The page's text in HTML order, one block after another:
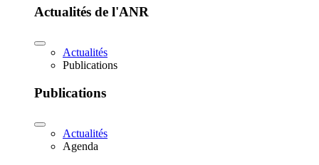
Actualités de l'ANR
Actualités
Publications
Publications
Actualités
Agenda